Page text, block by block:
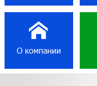
О компании